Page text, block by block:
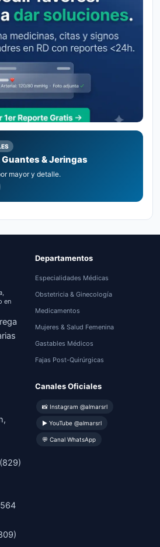
& Jeringas
mayor y detalle.
en
Departamentos
Especialidades Médicas
Obstetricia & Ginecología
Medicamentos
Mujeres & Salud Femenina
Gastables Médicos
Fajas Post-Quirúrgicas
Canales Oficiales
📸 Instagram @almarsrl
▶ YouTube @almarsrl
💬 Canal WhatsApp